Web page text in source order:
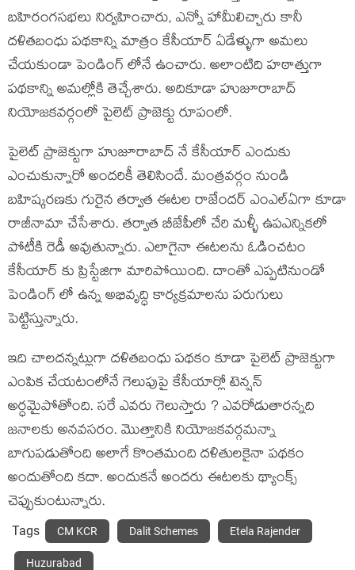
బహిరంగసభలు నిర్వహించారు, ఎన్నో హామీలిచ్చారు కానీ
దళితబంధు పథకాన్ని మాత్రం కేసీయార్ ఏడేళ్ళుగా అమలు
చేయకుండా పెండింగ్ లోనే ఉంచారు. అలాంటిది హఠాత్తుగా
పథకాన్ని అమల్లోకి తెచ్చేశారు. అదికూడా హుజూరాబాద్
నియోజకవర్గంలో పైలెట్ ప్రాజెక్టు రూపంలో.
పైలెట్ ప్రాజెక్టుగా హుజూరాబాద్ నే కేసీయార్ ఎందుకు
ఎంచుకున్నారో అందరికీ తెలిసిందే. మంత్రవర్గం నుండి
బహిష్కరణకు గురైన తర్వాత ఈటల రాజేందర్ ఎంఎల్ఏగా కూడా
రాజీనామా చేసేశారు. తర్వాత బీజేపీలో చేరి మళ్ళీ ఉపఎన్నికలో
పోటీకి రెడీ అవుతున్నారు. ఎలాగైనా ఈటలను ఓడించటం
కేసీయార్ కు ప్రిస్టేజిగా మారిపోయింది. దాంతో ఎప్పటినుండో
పెండింగ్ లో ఉన్న అభివృద్ధి కార్యక్రమాలను పరుగులు
పెట్టిస్తున్నారు.
ఇది చాలదన్నట్లుగా దళితబంధు పథకం కూడా పైలెట్ ప్రాజెక్టుగా
ఎంపిక చేయటంలోనే గెలుపుపై కేసీయార్లో టెన్షన్
అర్ధమైపోతోంది. సరే ఎవరు గెలుస్తారు ? ఎవరోడుతారన్నది
జనాలకు అనవసరం. మొత్తానికి నియోజకవర్గమన్నా
బాగుపడుతోంది అలాగే కొంతమంది దళితులకైనా పథకం
అందుతోంది కదా. అందుకనే అందరు ఈటలకు థ్యాంక్స్
చెప్పుకుంటున్నారు.
Tags CM KCR Dalit Schemes Etela Rajender
Huzurabad